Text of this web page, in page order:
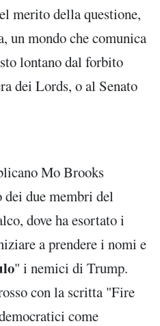
merito della questione,
un mondo che comunica
lontano dal forbito
dei Lords, o al Senato
Mo Brooks
due membri del
dove ha esortato i
a prendere i nomi e
" i nemici di Trump.
con la scritta "Fire
come